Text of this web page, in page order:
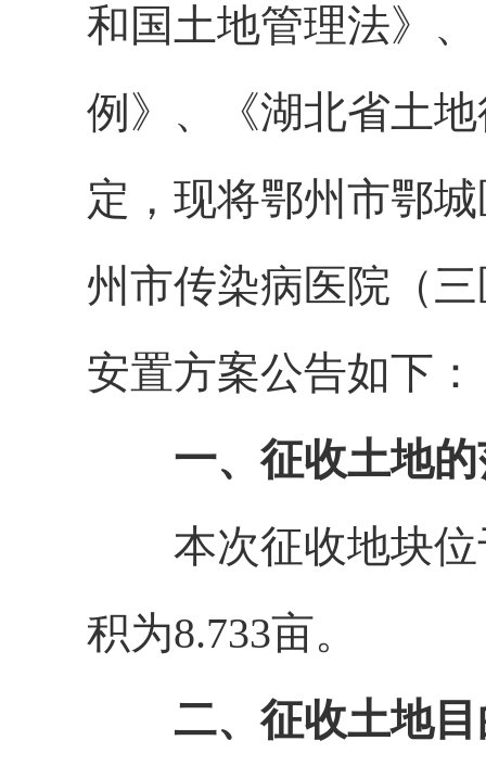
和国土地管理法》
例》 、
《湖北省土
定，现将鄂州市鄂
州市传染病医院（
安置方案公告如下：
一、征收土地
本次征收地块
积为8.733亩。
二、征收土地